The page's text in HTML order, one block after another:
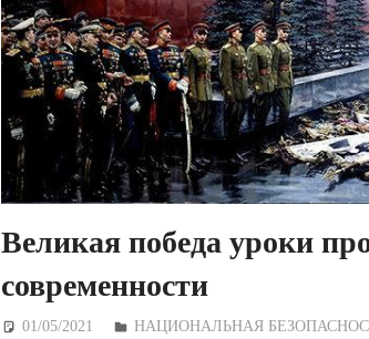
Великая победа уроки
современности
01/05/2021 Дежурный по Редакции
НАЦИОНАЛЬНАЯ